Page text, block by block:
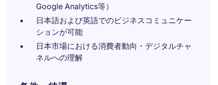
Google Analytics等）
日本語および英語でのビジネスコミュニケー
ションが可能
日本市場における消費者動向・デジタルチャ
ネルへの理解